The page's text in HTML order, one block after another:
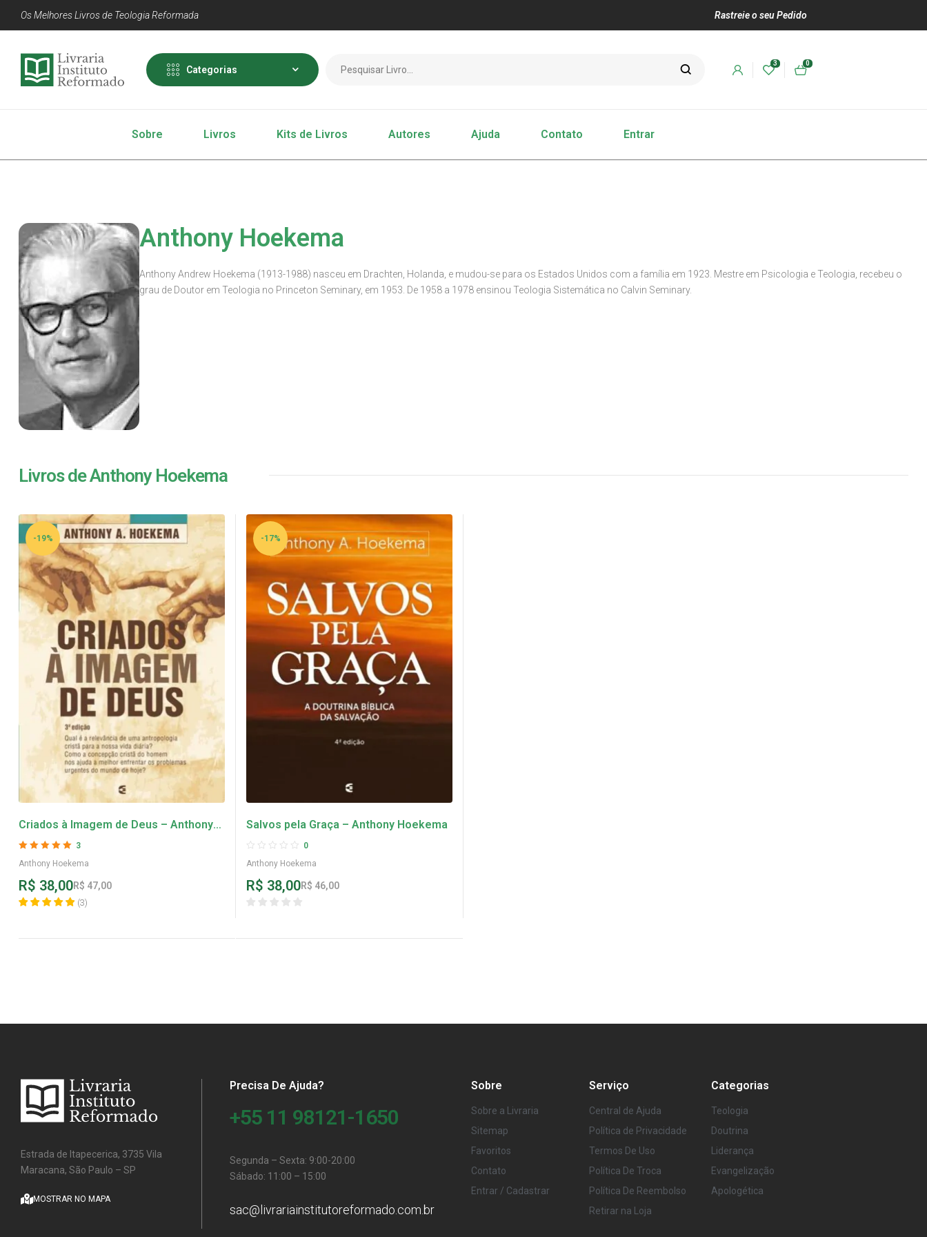
Os Melhores Livros de Teologia Reformada Rastreie o seu Pedido
Categorias
3 0
Sobre Livros Kits de Livros Autores Ajuda Contato Entrar
Anthony Hoekema
Anthony Andrew Hoekema (1913-1988) nasceu em Drachten, Holanda, e mudou-se para os Estados Unidos com a família em 1923. Mestre em Psicologia e Teologia, recebeu o
grau de Doutor em Teologia no Princeton Seminary, em 1953. De 1958 a 1978 ensinou Teologia Sistemática no Calvin Seminary.
Livros de Anthony Hoekema
-19%
Criados à Imagem de Deus – Anthony
Hoekema
3
Anthony Hoekema
R$ 47,00
R$ 38,00
(3)
-17%
Salvos pela Graça – Anthony Hoekema
0
Anthony Hoekema
R$ 46,00
R$ 38,00
Estrada de Itapecerica, 3735 Vila
Maracana, São Paulo – SP
MOSTRAR NO MAPA
Precisa De Ajuda?
+55 11 98121-1650
Segunda – Sexta: 9:00-20:00
Sábado: 11:00 – 15:00
sac@livrariainstitutoreformado.com.br
Sobre
Sobre a Livraria
Sitemap
Favoritos
Contato
Entrar / Cadastrar
Serviço
Central de Ajuda
Política de Privacidade
Termos De Uso
Política De Troca
Política De Reembolso
Retirar na Loja
Categorias
Teologia
Doutrina
Liderança
Evangelização
Apologética